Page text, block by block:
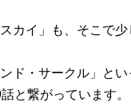
カイ」も、そこで少
ド・サークル」と
と繋がっています。